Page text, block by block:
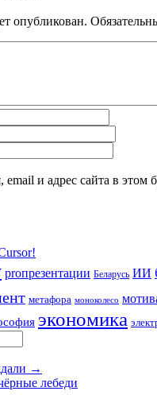
опубликован.
и адрес сайта в
proпрезентации Беларусь ИИ
метафора моноколесо
экономика
→
лебеди